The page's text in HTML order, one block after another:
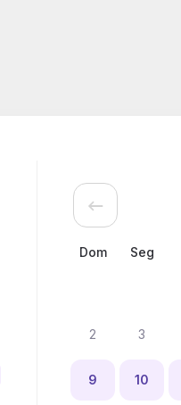
Dom Seg
2 3
9 10